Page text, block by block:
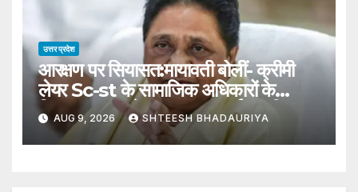
उत्तर प्रदेश
आरक्षण पर सियासत:मायावती बोलीं- क्रीमी
लेयर Sc-st के सामाजिक अधिकारों के
खिलाफ, Rss के बयान पर जताई आपत्ति –
Mayawati Said Creamy Layer
Within Reservation Is Against
AUG 9, 2026 SHTEESH BHADAURIYA